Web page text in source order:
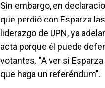
Sin embargo, en
que perdió con Esparza
liderazgo de UPN, ya
acta porque él puede
votantes. "A ver si
que haga un referéndum".